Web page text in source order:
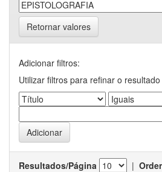
Retornar valores
Adicionar filtros:
Utilizar filtros para refinar o
Resultados/Página |